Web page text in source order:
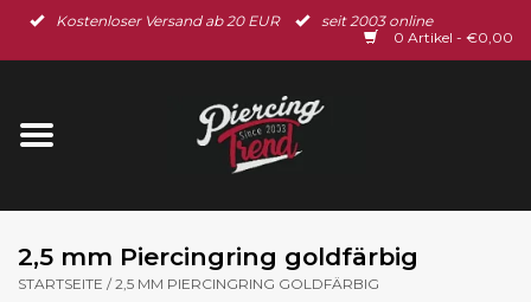
Kostenloser Versand ab 20 EUR
seit 2003 online
0 Artikel - €0,00
Startseite
Ohrschmuck
2,5 mm Piercingring goldfärbig
STARTSEITE /2,5 MM PIERCINGRING GOLDFÄRBIG